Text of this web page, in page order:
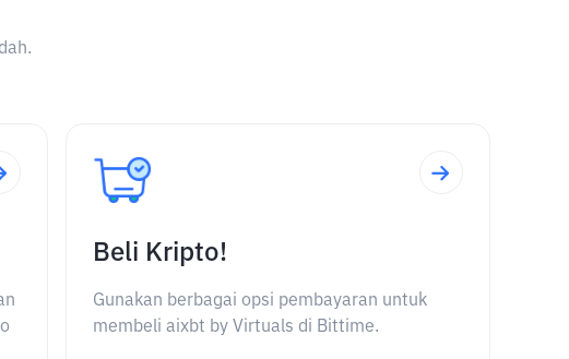
Beli Kripto!
Gunakan berbagai opsi pembayaran untuk
membeli aixbt by Virtuals di Bittime.